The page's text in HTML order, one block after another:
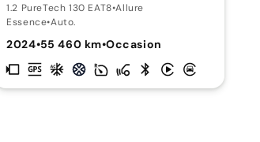
1.2 PureTech 130 EAT8•Allure
Essence•Auto.
2024•55 460 km•Occasion